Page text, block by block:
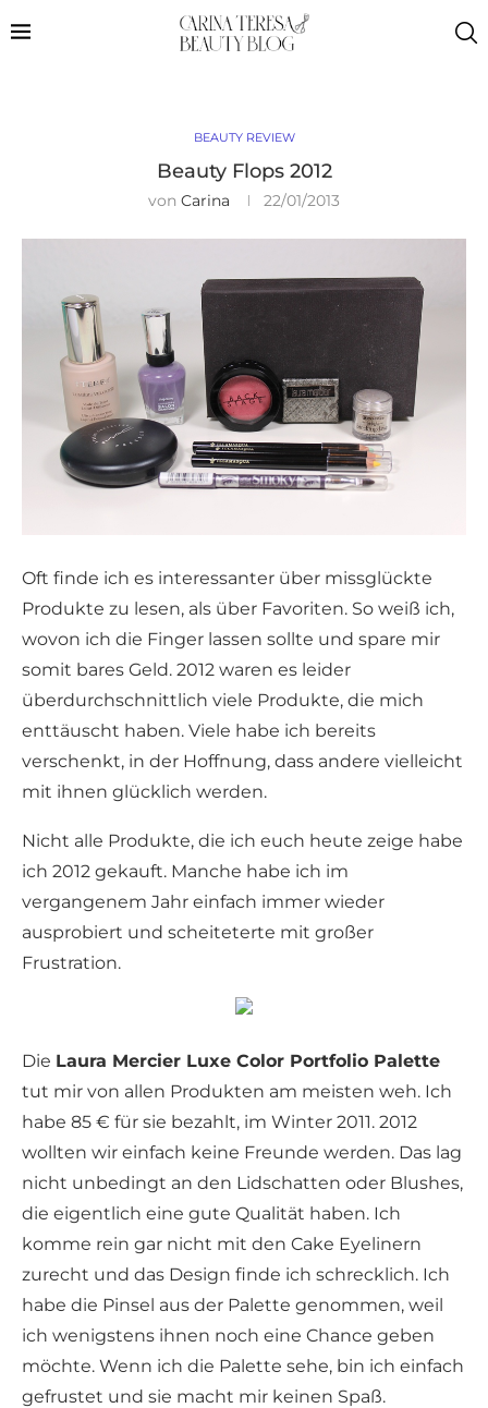
BEAUTY REVIEW
Beauty Flops 2012
von Carina 22/01/2013
Oft finde ich es interessanter über missglückte
Produkte zu lesen, als über Favoriten. So weiß ich,
wovon ich die Finger lassen sollte und spare mir
somit bares Geld. 2012 waren es leider
überdurchschnittlich viele Produkte, die mich
enttäuscht haben. Viele habe ich bereits
verschenkt, in der Hoffnung, dass andere vielleicht
mit ihnen glücklich werden.
Nicht alle Produkte, die ich euch heute zeige habe
ich 2012 gekauft. Manche habe ich im
vergangenem Jahr einfach immer wieder
ausprobiert und scheiteterte mit großer
Frustration.
Die Laura Mercier Luxe Color Portfolio Palette
tut mir von allen Produkten am meisten weh. Ich
habe 85 € für sie bezahlt, im Winter 2011. 2012
wollten wir einfach keine Freunde werden. Das lag
nicht unbedingt an den Lidschatten oder Blushes,
die eigentlich eine gute Qualität haben. Ich
komme rein gar nicht mit den Cake Eyelinern
zurecht und das Design finde ich schrecklich. Ich
habe die Pinsel aus der Palette genommen, weil
ich wenigstens ihnen noch eine Chance geben
möchte. Wenn ich die Palette sehe, bin ich einfach
gefrustet und sie macht mir keinen Spaß.